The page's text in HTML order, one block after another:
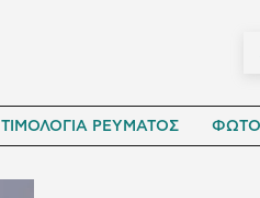
ΤΙΜΟΛΟΓΙΑ ΡΕΥΜΑΤΟΣ